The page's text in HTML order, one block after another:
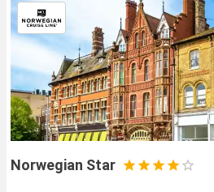
Norwegian Star